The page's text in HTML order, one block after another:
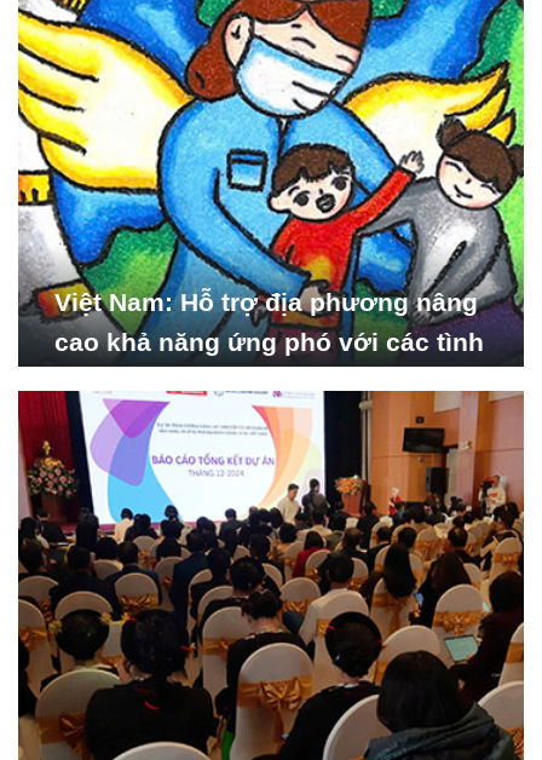
Việt Nam: Hỗ trợ địa phương nâng
cao khả năng ứng phó với các tình